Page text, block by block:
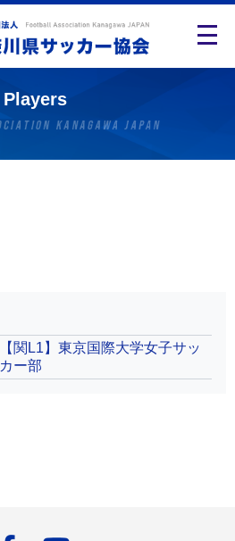
Players
【関L1】東京国際大学女子サッ
カー部